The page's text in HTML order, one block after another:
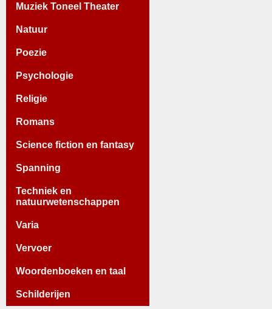
Muziek Toneel Theater
Natuur
Poezie
Psychologie
Religie
Romans
Science fiction en fantasy
Spanning
Techniek en
natuurwetenschappen
Varia
Vervoer
Woordenboeken en taal
Schilderijen